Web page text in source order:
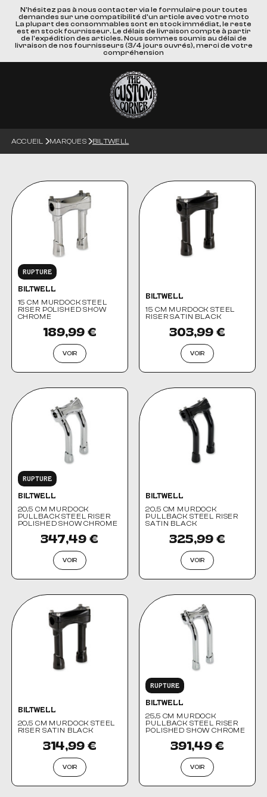
N'hésitez pas à nous contacter via le formulaire pour toutes
demandes sur une compatibilité d'un article avec votre moto
La plupart des consommables sont en stock immédiat, le reste
est en stock fournisseur. Le délais de livraison compte à partir
de l'expédition des articles. Nous sommes soumis au délai de
livraison de nos fournisseurs (3/4 jours ouvrés), merci de votre
compréhension
ACCUEIL MARQUES BILTWELL
RUPTURE
BILTWELL
15 CM MURDOCK STEEL
RISER POLISHED SHOW
CHROME
189,99 €
VOIR
BILTWELL
15 CM MURDOCK STEEL
RISER SATIN BLACK
303,99 €
VOIR
RUPTURE
BILTWELL
20,5 CM MURDOCK
PULLBACK STEEL RISER
POLISHED SHOW CHROME
347,49 €
VOIR
BILTWELL
20,5 CM MURDOCK
PULLBACK STEEL RISER
SATIN BLACK
325,99 €
VOIR
BILTWELL
20,5 CM MURDOCK STEEL
RISER SATIN BLACK
314,99 €
VOIR
RUPTURE
BILTWELL
25,5 CM MURDOCK
PULLBACK STEEL RISER
POLISHED SHOW CHROME
391,49 €
VOIR